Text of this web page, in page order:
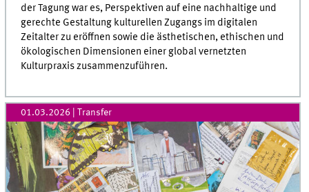
der Tagung war es, Perspektiven auf eine nachhaltige und
gerechte Gestaltung kulturellen Zugangs im digitalen
Zeitalter zu eröffnen sowie die ästhetischen, ethischen und
ökologischen Dimensionen einer global vernetzten
Kulturpraxis zusammenzuführen.
01.03.2026 | Transfer